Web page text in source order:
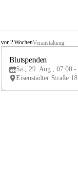
B
e
vor 2 WochenVeranstaltung
Blutspenden
Sa., 29. Aug., 07:00 -